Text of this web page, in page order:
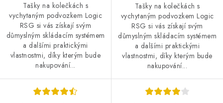
Tašky na kolečkách s
vychytaným podvozkem Logic
RSG si vás získají svým
důmyslným skládacím systémem
a dalšími praktickými
vlastnostmi, díky kterým bude
nakupování...
Tašky na kolečkách s
vychytaným podvozkem Logic
RSG si vás získají svým
důmyslným skládacím systémem
a dalšími praktickými
vlastnostmi, díky kterým bude
nakupování...